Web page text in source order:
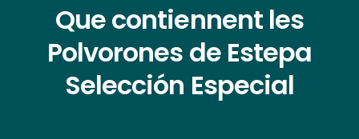
Que contiennent les
Polvorones de Estepa
Selección Especial